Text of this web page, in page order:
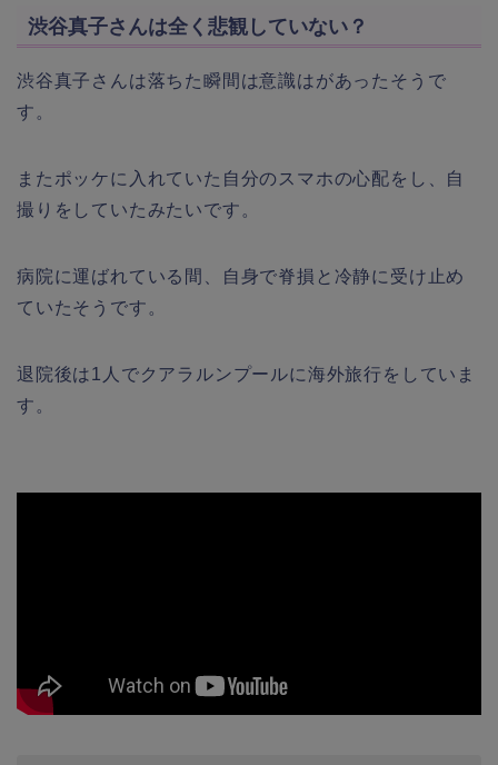
渋谷真子さんは全く悲観していない？
渋谷真子さんは落ちた瞬間は意識はがあったそうで
す。
またポッケに入れていた自分のスマホの心配をし、自
撮りをしていたみたいです。
病院に運ばれている間、自身で脊損と冷静に受け止め
ていたそうです。
退院後は1人でクアラルンプールに海外旅行をしていま
す。